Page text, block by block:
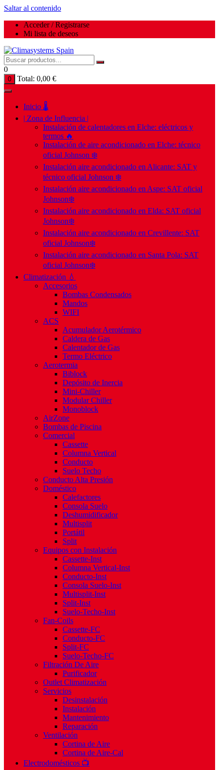
Saltar al contenido
Acceder / Registrarse
Mi lista de deseos
0
0 Total: 0,00 €
Inicio 🌡️
| Zona de Influencia |
Instalación de calentadores en Elche: eléctricos y
termos 🔥
Instalación de aire acondicionado en Elche: técnico
oficial Johnson ❄️
Instalación aire acondicionado en Alicante: SAT y
técnico oficial Johnson ❄️
Instalación aire acondicionado en Aspe: SAT oficial
Johnson❄️
Instalación aire acondicionado en Elda: SAT oficial
Johnson❄️
Instalación aire acondicionado en Crevillente: SAT
oficial Johnson❄️
Instalación aire acondicionado en Santa Pola: SAT
oficial Johnson❄️
Climatización 💧
Accesorios
Bombas Condensados
Mandos
WIFI
ACS
Acumulador Aerotérmico
Caldera de Gas
Calentador de Gas
Termo Eléctrico
Aerotermia
Biblock
Depósito de Inercia
Mini-Chiller
Modular Chiller
Monoblock
AirZone
Bombas de Piscina
Comercial
Cassette
Columna Vertical
Conducto
Suelo Techo
Conducto Alta Presión
Doméstico
Calefactores
Consola Suelo
Deshumidificador
Multisplit
Portátil
Split
Equipos con Instalación
Cassette-Inst
Columna Vertical-Inst
Conducto-Inst
Consola Suelo-Inst
Multisplit-Inst
Split-Inst
Suelo-Techo-Inst
Fan-Coils
Cassette-FC
Conducto-FC
Split-FC
Suelo-Techo-FC
Filtración De Aire
Purificador
Outlet Climatización
Servicios
Desinstalación
Instalación
Mantenimiento
Reparación
Ventilación
Cortina de Aire
Cortina de Aire-Cal
Electrodomésticos 📺